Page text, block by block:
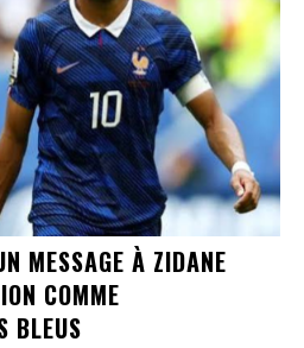
MESSAGE À ZIDANE
COMME
BLEUS